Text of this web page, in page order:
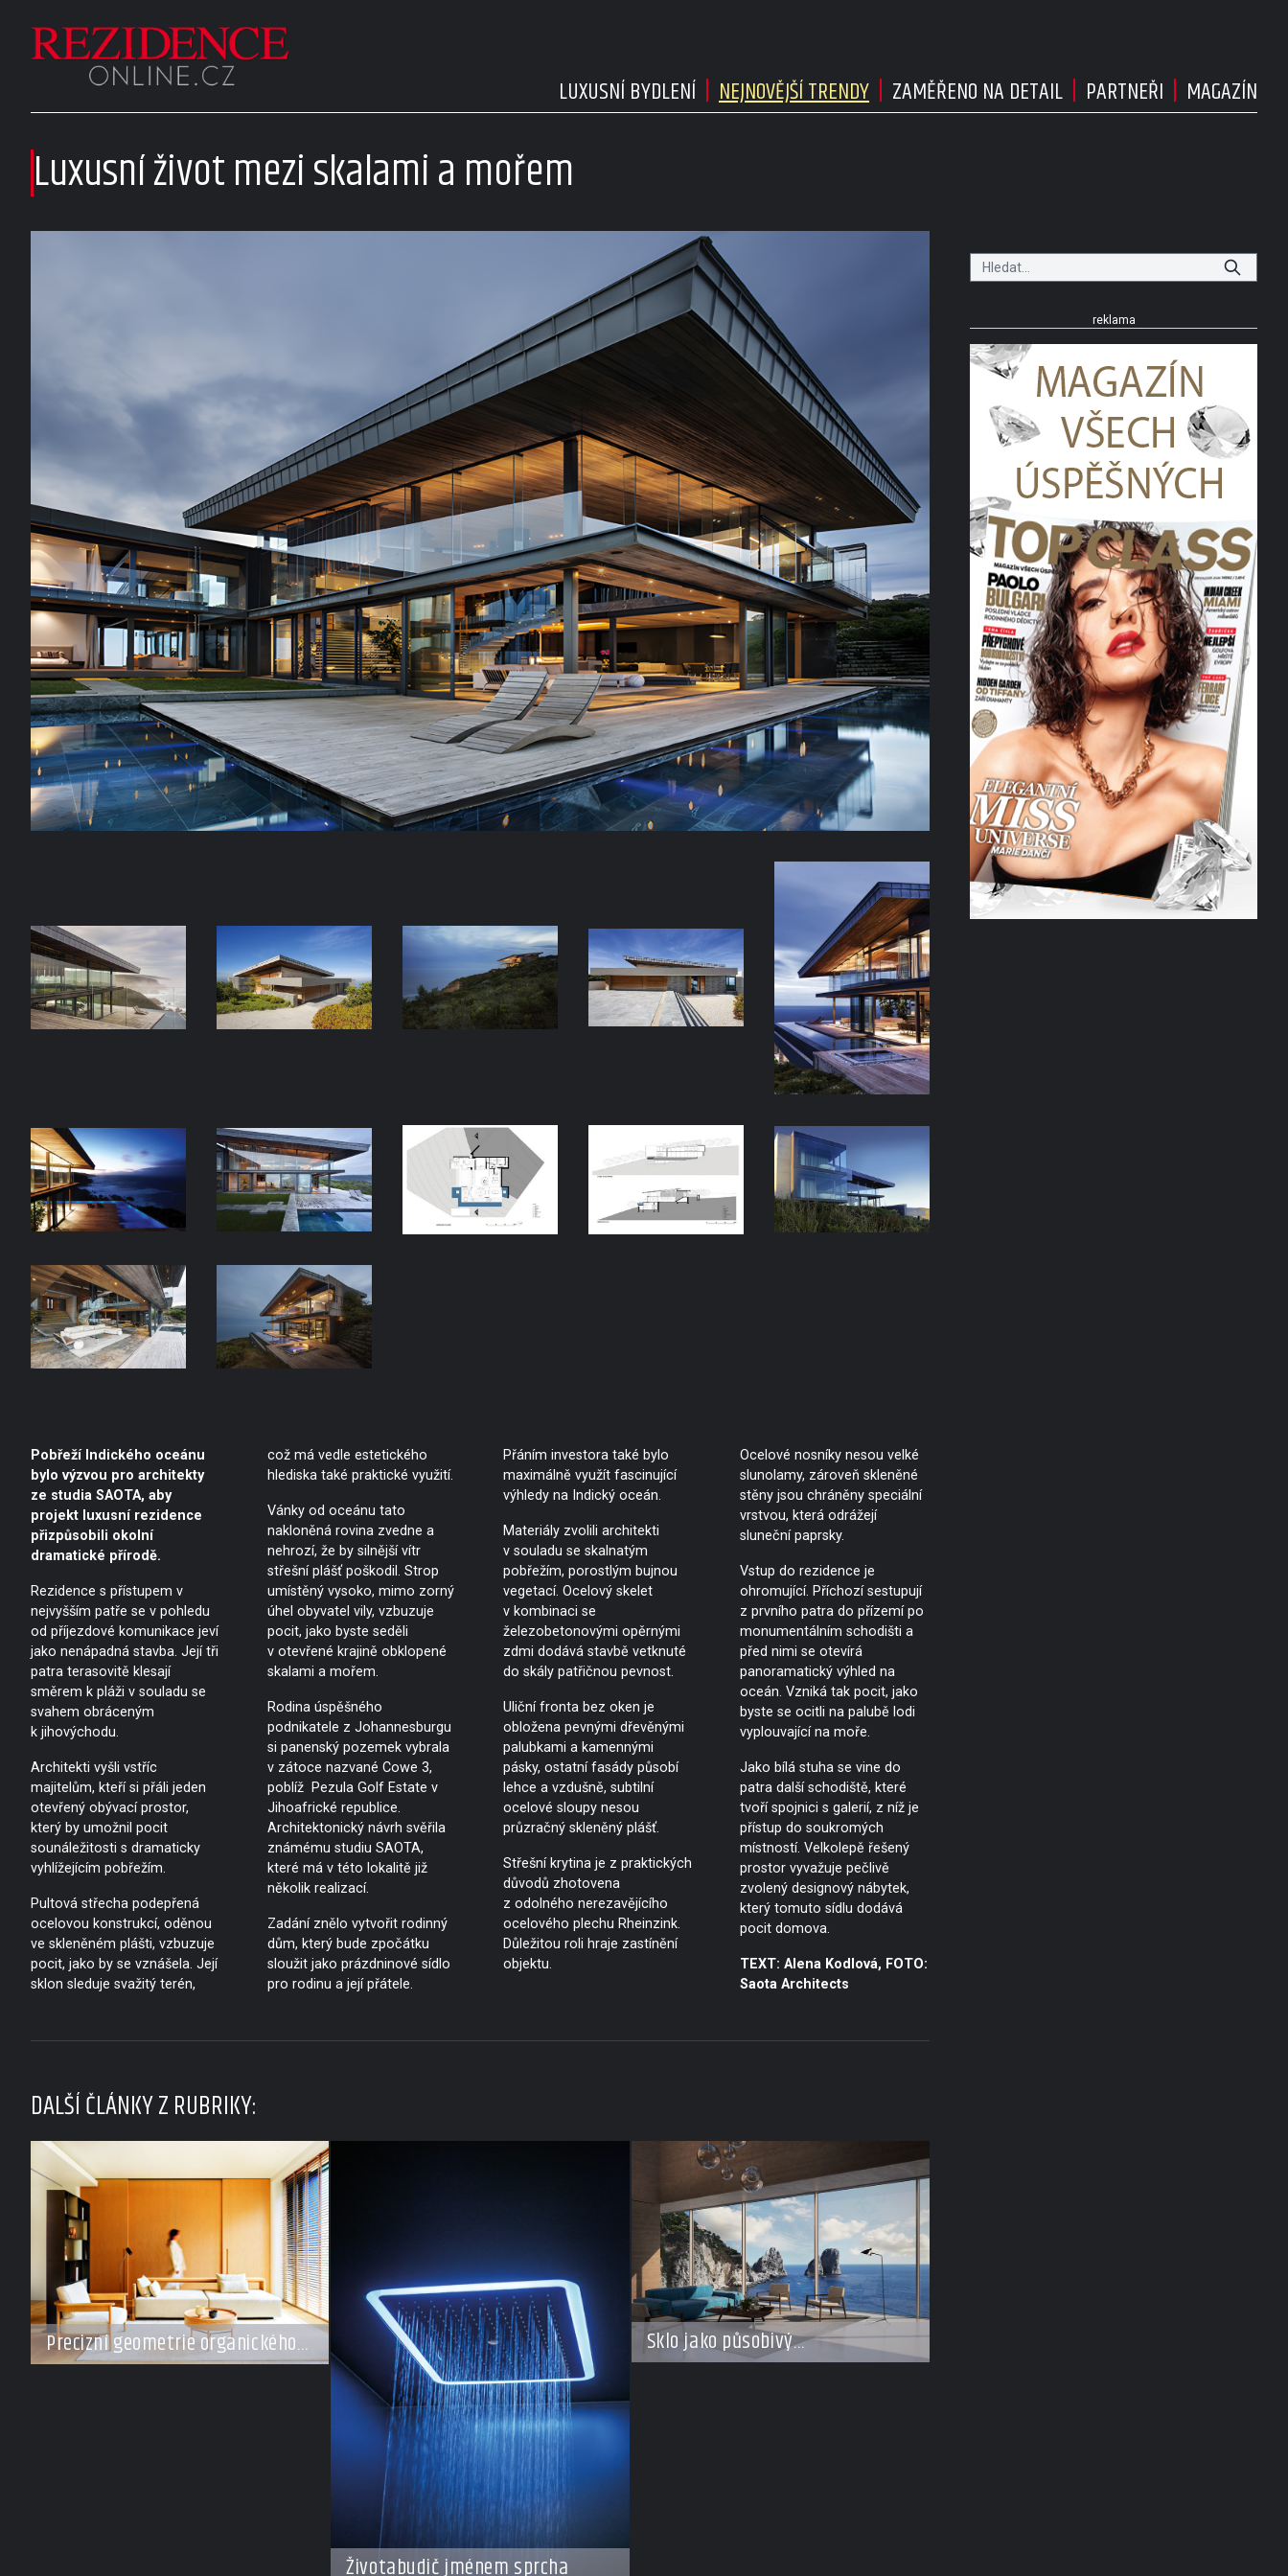
LUXUSNÍ BYDLENÍ NEJNOVĚJŠÍ TRENDY ZAMĚŘENO NA DETAIL PARTNEŘI MAGAZÍN
Luxusní život mezi skalami a mořem
Pobřeží Indického oceánu
bylo výzvou pro architekty
ze studia SAOTA, aby
projekt luxusní rezidence
přizpůsobili okolní
dramatické přírodě.
Rezidence s přístupem v
nejvyšším patře se v pohledu
od příjezdové komunikace jeví
jako nenápadná stavba. Její tři
patra terasovitě klesají
směrem k pláži v souladu se
svahem obráceným
k jihovýchodu.
Architekti vyšli vstříc
majitelům, kteří si přáli jeden
otevřený obývací prostor,
který by umožnil pocit
sounáležitosti s dramaticky
vyhlížejícím pobřežím.
Pultová střecha podepřená
ocelovou konstrukcí, oděnou
ve skleněném plášti, vzbuzuje
pocit, jako by se vznášela. Její
sklon sleduje svažitý terén,
což má vedle estetického
hlediska také praktické využití.
Vánky od oceánu tato
nakloněná rovina zvedne a
nehrozí, že by silnější vítr
střešní plášť poškodil. Strop
umístěný vysoko, mimo zorný
úhel obyvatel vily, vzbuzuje
pocit, jako byste seděli
v otevřené krajině obklopené
skalami a mořem.
Rodina úspěšného
podnikatele z Johannesburgu
si panenský pozemek vybrala
v zátoce nazvané Cowe 3,
poblíž Pezula Golf Estate v
Jihoafrické republice.
Architektonický návrh svěřila
známému studiu SAOTA,
které má v této lokalitě již
několik realizací.
Zadání znělo vytvořit rodinný
dům, který bude zpočátku
sloužit jako prázdninové sídlo
pro rodinu a její přátele.
Přáním investora také bylo
maximálně využít fascinující
výhledy na Indický oceán.
Materiály zvolili architekti
v souladu se skalnatým
pobřežím, porostlým bujnou
vegetací. Ocelový skelet
v kombinaci se
železobetonovými opěrnými
zdmi dodává stavbě vetknuté
do skály patřičnou pevnost.
Uliční fronta bez oken je
obložena pevnými dřevěnými
palubkami a kamennými
pásky, ostatní fasády působí
lehce a vzdušně, subtilní
ocelové sloupy nesou
průzračný skleněný plášť.
Střešní krytina je z praktických
důvodů zhotovena
z odolného nerezavějícího
ocelového plechu Rheinzink.
Důležitou roli hraje zastínění
objektu.
Ocelové nosníky nesou velké
slunolamy, zároveň skleněné
stěny jsou chráněny speciální
vrstvou, která odrážejí
sluneční paprsky.
Vstup do rezidence je
ohromující. Příchozí sestupují
z prvního patra do přízemí po
monumentálním schodišti a
před nimi se otevírá
panoramatický výhled na
oceán. Vzniká tak pocit, jako
byste se ocitli na palubě lodi
vyplouvající na moře.
Jako bílá stuha se vine do
patra další schodiště, které
tvoří spojnici s galerií, z níž je
přístup do soukromých
místností. Velkolepě řešený
prostor vyvažuje pečlivě
zvolený designový nábytek,
který tomuto sídlu dodává
pocit domova.
TEXT: Alena Kodlová, FOTO:
Saota Architects
DALŠÍ ČLÁNKY Z RUBRIKY:
Precizní geometrie organického
klidu
Životabudič jménem sprcha
Sklo jako působivý
architektonický materiál
reklama